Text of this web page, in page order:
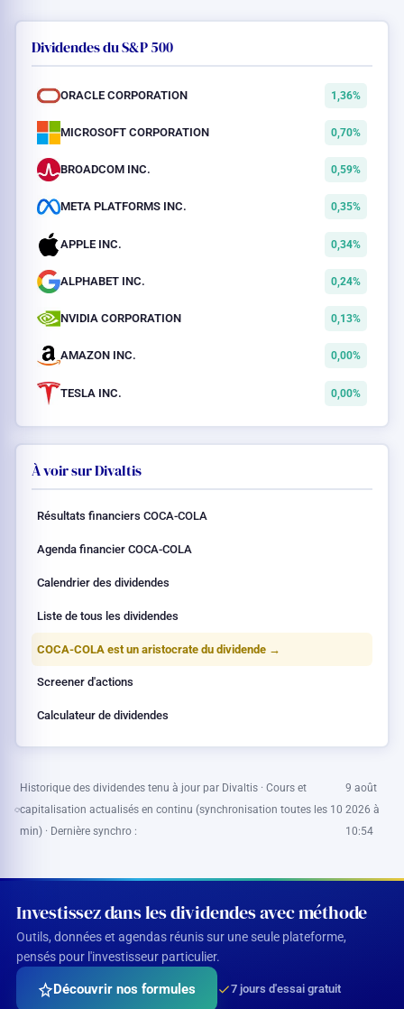
Dividendes du S&P 500
ORACLE CORPORATION 1,36%
MICROSOFT CORPORATION 0,70%
BROADCOM INC. 0,59%
META PLATFORMS INC. 0,35%
APPLE INC. 0,34%
ALPHABET INC. 0,24%
NVIDIA CORPORATION 0,13%
AMAZON INC. 0,00%
TESLA INC. 0,00%
À voir sur Divaltis
Résultats financiers COCA-COLA
Agenda financier COCA-COLA
Calendrier des dividendes
Liste de tous les dividendes
COCA-COLA est un aristocrate du dividende →
Screener d'actions
Calculateur de dividendes
Historique des dividendes tenu à jour par Divaltis · Cours et
capitalisation actualisés en continu (synchronisation toutes les 10
min) · Dernière synchro :
9 août
2026 à
10:54
Investissez dans les dividendes avec méthode
Outils, données et agendas réunis sur une seule plateforme,
pensés pour l'investisseur particulier.
Découvrir nos formules 7 jours d'essai gratuit